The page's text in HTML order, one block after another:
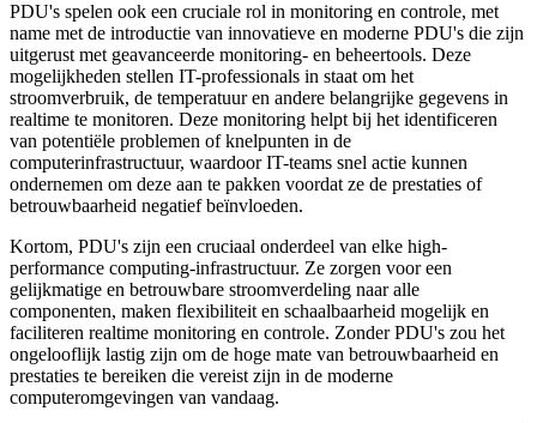
PDU's spelen ook een cruciale rol in monitoring en controle, met
name met de introductie van innovatieve en moderne PDU's die zijn
uitgerust met geavanceerde monitoring- en beheertools. Deze
mogelijkheden stellen IT-professionals in staat om het
stroomverbruik, de temperatuur en andere belangrijke gegevens in
realtime te monitoren. Deze monitoring helpt bij het identificeren
van potentiële problemen of knelpunten in de
computerinfrastructuur, waardoor IT-teams snel actie kunnen
ondernemen om deze aan te pakken voordat ze de prestaties of
betrouwbaarheid negatief beïnvloeden.
Kortom, PDU's zijn een cruciaal onderdeel van elke high-
performance computing-infrastructuur. Ze zorgen voor een
gelijkmatige en betrouwbare stroomverdeling naar alle
componenten, maken flexibiliteit en schaalbaarheid mogelijk en
faciliteren realtime monitoring en controle. Zonder PDU's zou het
ongelooflijk lastig zijn om de hoge mate van betrouwbaarheid en
prestaties te bereiken die vereist zijn in de moderne
computeromgevingen van vandaag.